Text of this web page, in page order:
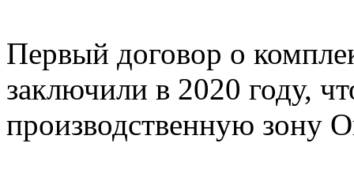
Первый договор о
заключили в 2020 году,
производственную зону